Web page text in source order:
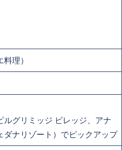
理）
ルグリミッジ ビレッジ、アナ
ダナリゾート）でピックアップ